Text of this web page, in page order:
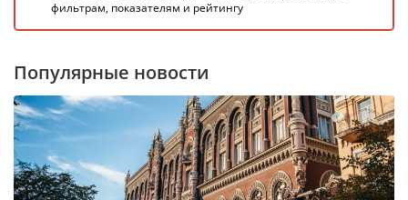
фильтрам, показателям и рейтингу
Популярные новости